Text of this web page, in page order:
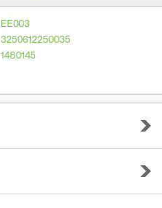
EE003
3250612250035
1480145